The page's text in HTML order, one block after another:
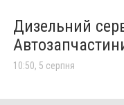
Дизельний
10:50, 5 серпня